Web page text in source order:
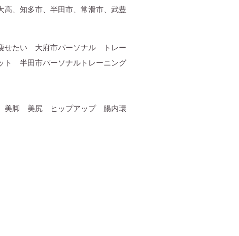
、知多市、半田市、常滑市、武豊
たい 大府市パーソナル トレー
半田市パーソナルトレーニング
脚 美尻 ヒップアップ 腸内環